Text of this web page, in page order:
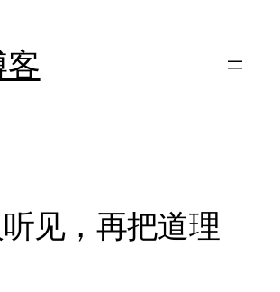
见，再把道理